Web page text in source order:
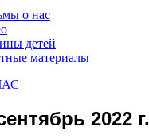
о нас
детей
материалы
2022 г.